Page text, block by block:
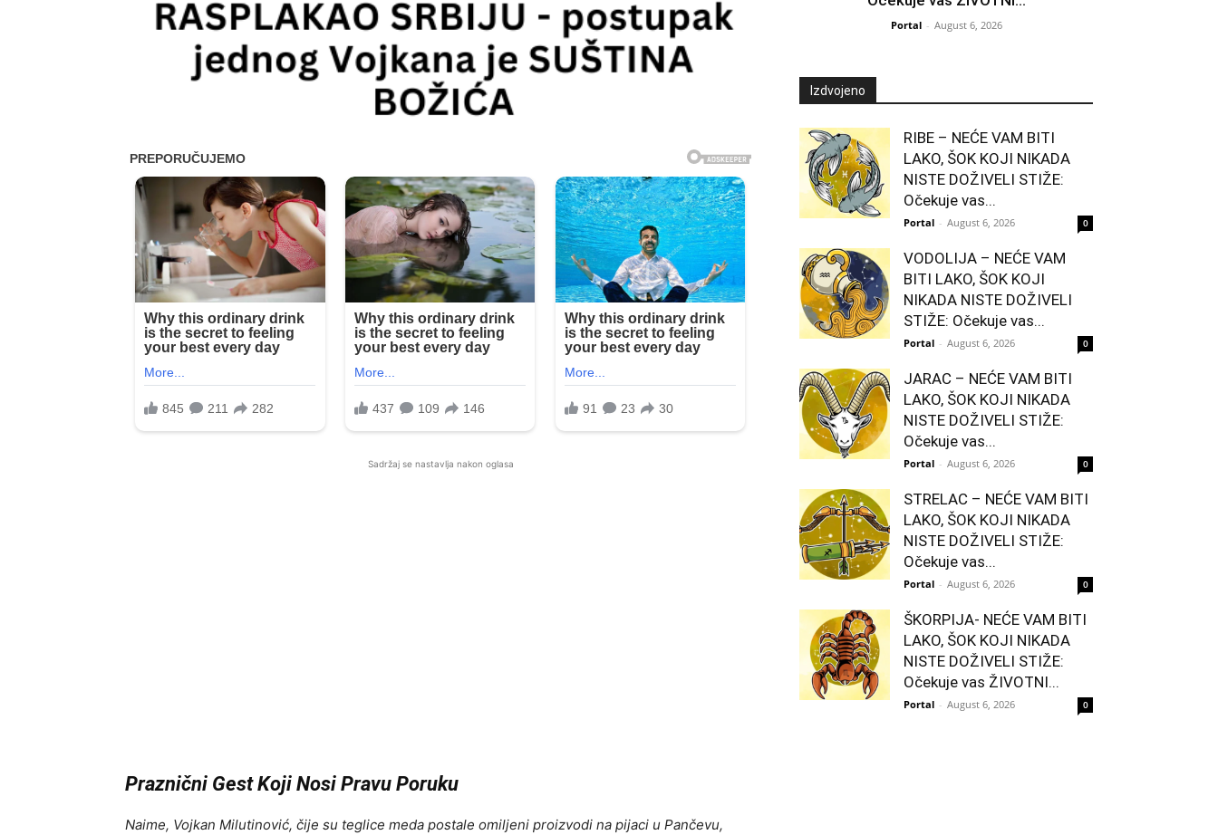
Sadržaj se nastavlja nakon oglasa
Praznični Gest Koji Nosi Pravu Poruku
Naime, Vojkan Milutinović, čije su teglice meda postale omiljeni proizvodi na pijaci u Pančevu,
Portal - August 6, 2026
Izdvojeno
RIBE – NEĆE VAM BITI
LAKO, ŠOK KOJI NIKADA
NISTE DOŽIVELI STIŽE:
Očekuje vas...
Portal - August 6, 2026 0
VODOLIJA – NEĆE VAM
BITI LAKO, ŠOK KOJI
NIKADA NISTE DOŽIVELI
STIŽE: Očekuje vas...
Portal - August 6, 2026 0
JARAC – NEĆE VAM BITI
LAKO, ŠOK KOJI NIKADA
NISTE DOŽIVELI STIŽE:
Očekuje vas...
Portal - August 6, 2026 0
STRELAC – NEĆE VAM BITI
LAKO, ŠOK KOJI NIKADA
NISTE DOŽIVELI STIŽE:
Očekuje vas...
Portal - August 6, 2026 0
ŠKORPIJA- NEĆE VAM BITI
LAKO, ŠOK KOJI NIKADA
NISTE DOŽIVELI STIŽE:
Očekuje vas ŽIVOTNI...
Portal - August 6, 2026 0